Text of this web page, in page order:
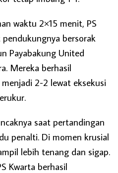
waktu 2×15 menit, PS
bersorak
Payabakung United
Mereka berhasil
2-2 lewat eksekusi
saat pertandingan
penalti. Di momen krusial
lebih tenang dan sigap.
Kwarta berhasil